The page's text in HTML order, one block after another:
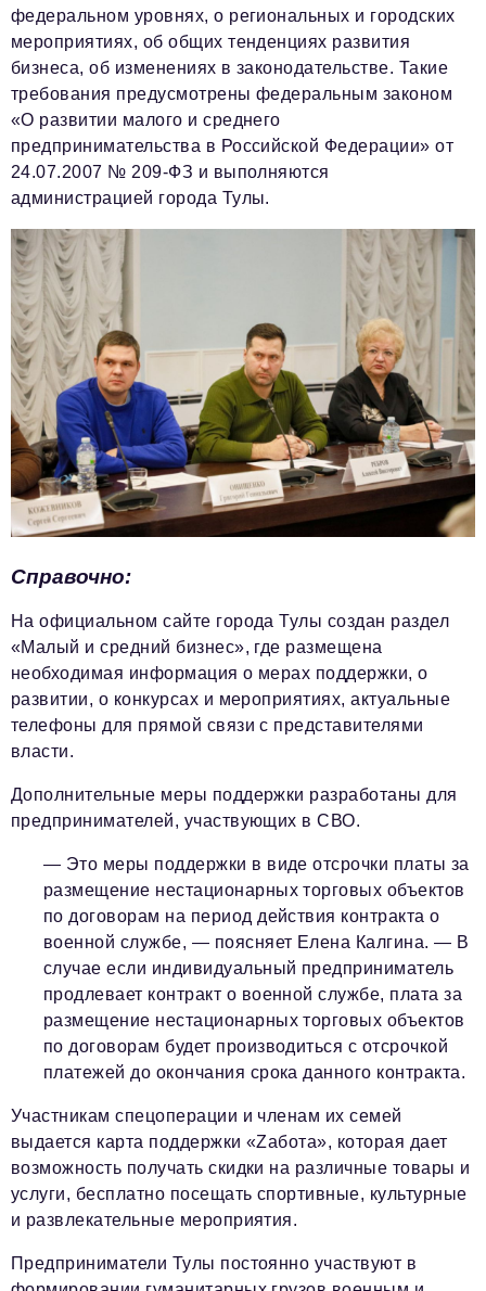
федеральном уровнях, о региональных и городских
мероприятиях, об общих тенденциях развития
бизнеса, об изменениях в законодательстве. Такие
требования предусмотрены федеральным законом
«О развитии малого и среднего
предпринимательства в Российской Федерации» от
24.07.2007 № 209-ФЗ и выполняются
администрацией города Тулы.
Справочно:
На официальном сайте города Тулы создан раздел
«Малый и средний бизнес», где размещена
необходимая информация о мерах поддержки, о
развитии, о конкурсах и мероприятиях, актуальные
телефоны для прямой связи с представителями
власти.
Дополнительные меры поддержки разработаны для
предпринимателей, участвующих в СВО.
— Это меры поддержки в виде отсрочки платы за
размещение нестационарных торговых объектов
по договорам на период действия контракта о
военной службе, — поясняет Елена Калгина. — В
случае если индивидуальный предприниматель
продлевает контракт о военной службе, плата за
размещение нестационарных торговых объектов
по договорам будет производиться с отсрочкой
платежей до окончания срока данного контракта.
Участникам спецоперации и членам их семей
выдается карта поддержки «Zабота», которая дает
возможность получать скидки на различные товары и
услуги, бесплатно посещать спортивные, культурные
и развлекательные мероприятия.
Предприниматели Тулы постоянно участвуют в